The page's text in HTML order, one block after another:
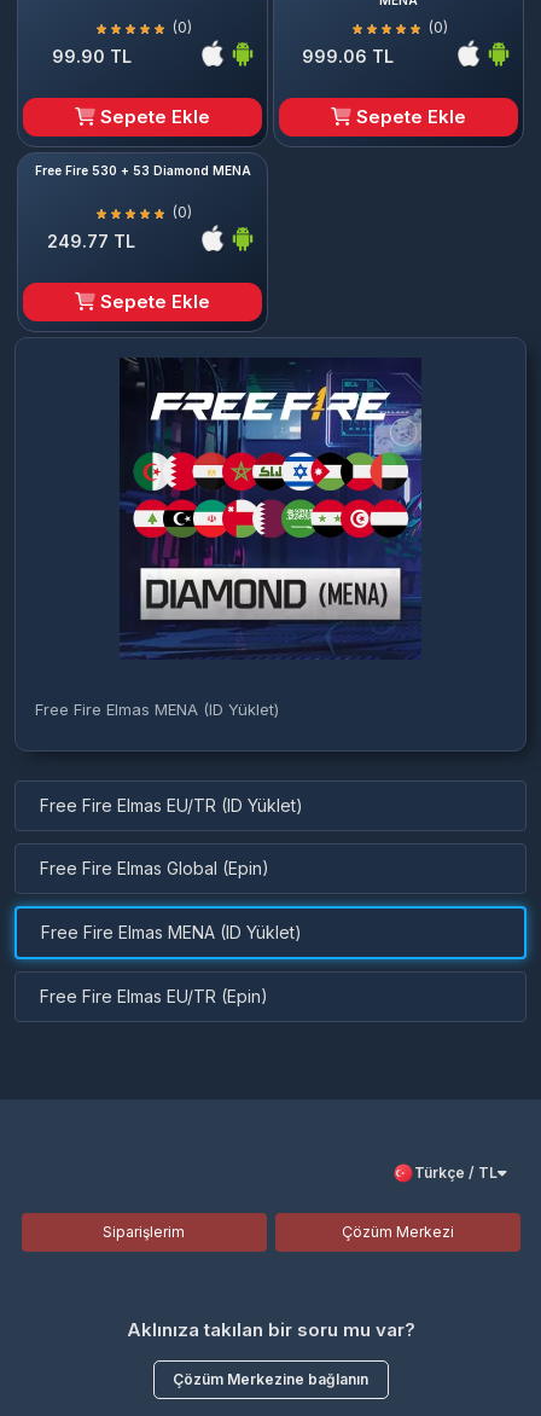
(0)
99.90 TL
Sepete Ekle
(0)
999.06 TL
Sepete Ekle
Free Fire 530 + 53 Diamond MENA
(0)
249.77 TL
Sepete Ekle
Free Fire Elmas MENA (ID Yüklet)
Free Fire Elmas EU/TR (ID Yüklet)
Free Fire Elmas Global (Epin)
Free Fire Elmas MENA (ID Yüklet)
Free Fire Elmas EU/TR (Epin)
Türkçe / TL
Siparişlerim Çözüm Merkezi
Aklınıza takılan bir soru mu var?
Çözüm Merkezine bağlanın